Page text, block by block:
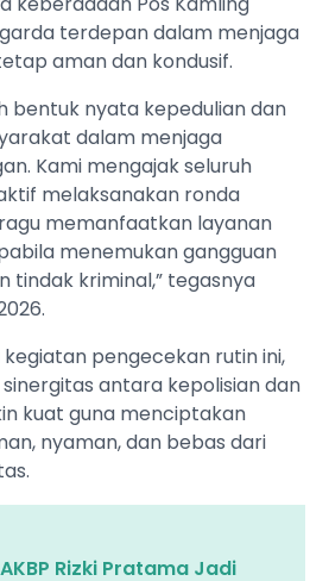
terdepan dalam menjaga
aman dan kondusif.
bentuk nyata kepedulian dan
dalam menjaga
Kami mengajak seluruh
melaksanakan ronda
memanfaatkan layanan
menemukan gangguan
tindak kriminal,” tegasnya
kegiatan pengecekan rutin ini,
antara kepolisian dan
kuat guna menciptakan
nyaman, dan bebas dari
Rizki Pratama Jadi